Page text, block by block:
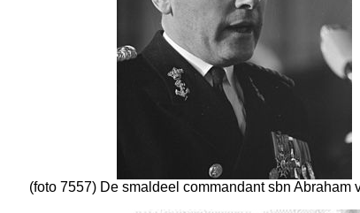
(foto 7557) De smaldeel commandant sbn Abraham